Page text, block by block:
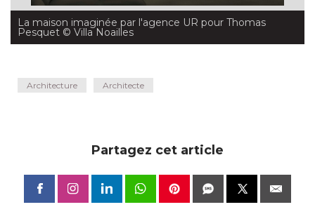
La maison imaginée par l'agence UR pour Thomas
Pesquet © Villa Noailles
Architecture Architecte
Partagez cet article